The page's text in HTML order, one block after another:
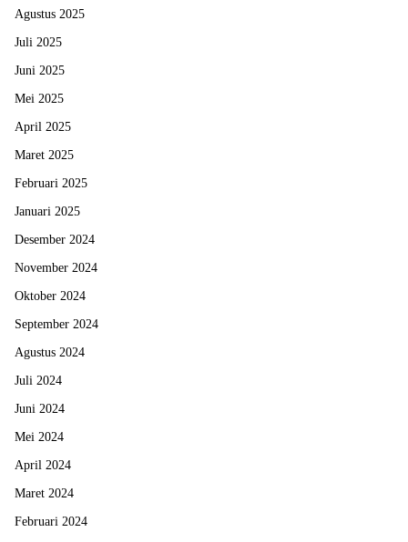
Agustus 2025
Juli 2025
Juni 2025
Mei 2025
April 2025
Maret 2025
Februari 2025
Januari 2025
Desember 2024
November 2024
Oktober 2024
September 2024
Agustus 2024
Juli 2024
Juni 2024
Mei 2024
April 2024
Maret 2024
Februari 2024